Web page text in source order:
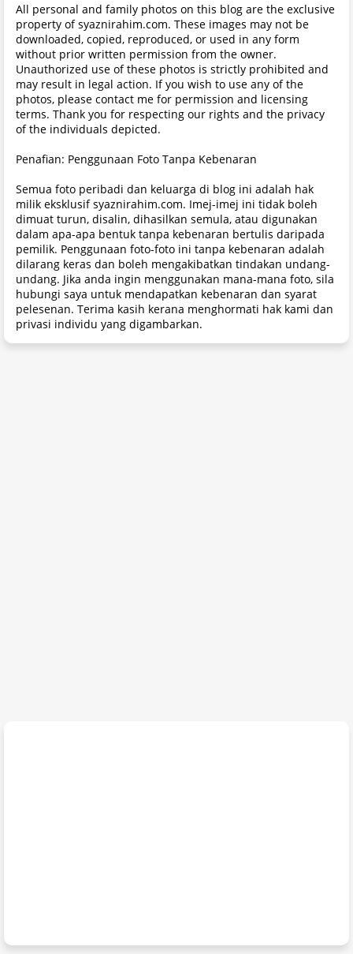
All personal and family photos on this blog are the exclusive
property of syaznirahim.com. These images may not be
downloaded, copied, reproduced, or used in any form
without prior written permission from the owner.
Unauthorized use of these photos is strictly prohibited and
may result in legal action. If you wish to use any of the
photos, please contact me for permission and licensing
terms. Thank you for respecting our rights and the privacy
of the individuals depicted.
Penafian: Penggunaan Foto Tanpa Kebenaran
Semua foto peribadi dan keluarga di blog ini adalah hak
milik eksklusif syaznirahim.com. Imej-imej ini tidak boleh
dimuat turun, disalin, dihasilkan semula, atau digunakan
dalam apa-apa bentuk tanpa kebenaran bertulis daripada
pemilik. Penggunaan foto-foto ini tanpa kebenaran adalah
dilarang keras dan boleh mengakibatkan tindakan undang-
undang. Jika anda ingin menggunakan mana-mana foto, sila
hubungi saya untuk mendapatkan kebenaran dan syarat
pelesenan. Terima kasih kerana menghormati hak kami dan
privasi individu yang digambarkan.